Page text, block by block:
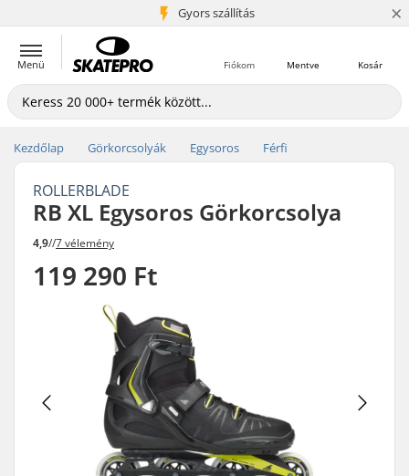
Gyors szállítás
5+ millió ügyfél ×
Menü Kosár
Mentve
Fiókom
Kezdőlap Görkorcsolyák Egysoros Férfi
ROLLERBLADE
RB XL Egysoros Görkorcsolya
4,9//7 vélemény
119 290 Ft